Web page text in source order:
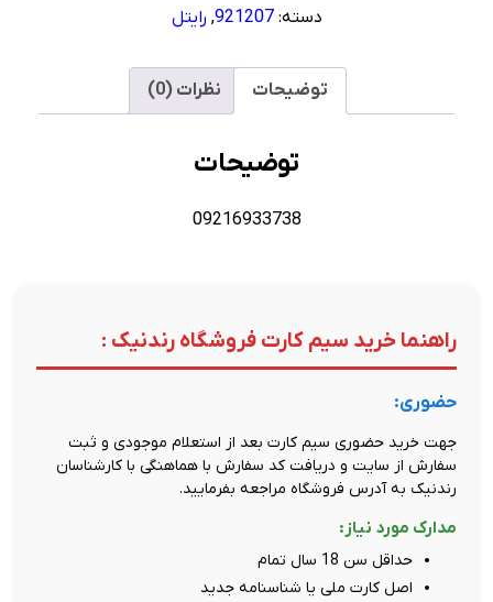
دسته:921207
, رایتل
توضیحات نظرات (0)
توضیحات
09216933738
راهنما خرید سیم کارت فروشگاه رندنیک :
حضوری:
جهت خرید حضوری سیم کارت بعد از استعلام موجودی و ثبت
سفارش از سایت و دریافت کد سفارش با هماهنگی با کارشناسان
رندنیک به آدرس فروشگاه مراجعه بفرمایید.
مدارک مورد نیاز:
حداقل سن 18 سال تمام
اصل کارت ملی یا شناسنامه جدید